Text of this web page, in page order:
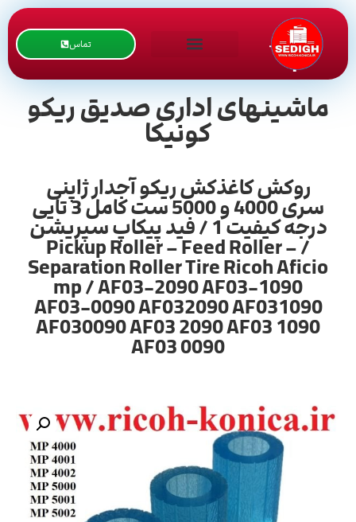
تماس
ماشینهای اداری صدیق ریکو
کونیکا
روکش کاغذکش ریکو آجدار ژاپنی
سری 4000 و 5000 ست کامل 3 تایی
درجه کیفیت 1 / فید پیکاپ سپریشن
/ Pickup Roller – Feed Roller –
Separation Roller Tire Ricoh Aficio
mp / AF03-2090 AF03-1090
AF03-0090 AF032090 AF031090
AF030090 AF03 2090 AF03 1090
AF03 0090